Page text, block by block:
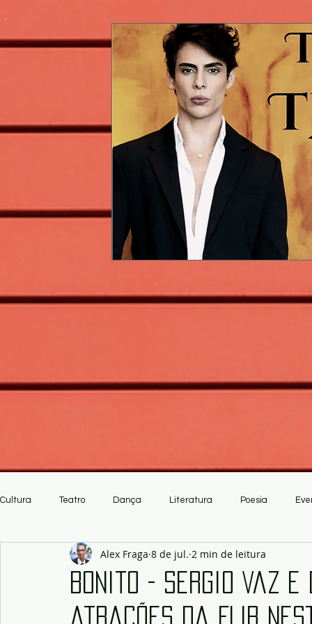
Cultura Teatro Dança Literatura Poesia
Artesanato
Bonito - Sergio Vaz e
atrações da FLIB
Alex Fraga 8 de jul. 2 min de leitura